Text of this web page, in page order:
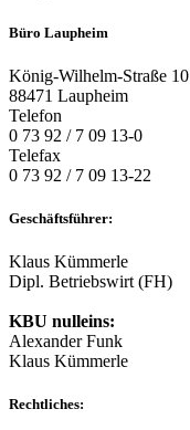
Büro Laupheim
König-Wilhelm-Straße 10
88471 Laupheim
Telefon
0 73 92 / 7 09 13-0
Telefax
0 73 92 / 7 09 13-22
Geschäftsführer:
Klaus Kümmerle
Dipl. Betriebswirt (FH)
KBU nulleins:
Alexander Funk
Klaus Kümmerle
Rechtliches: